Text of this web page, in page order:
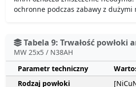
ochronne podczas zabawy z dużymi
Tabela 9: Trwałość powłoki
MW 25x5 / N38AH
Parametr techniczny
Rodzaj powłoki